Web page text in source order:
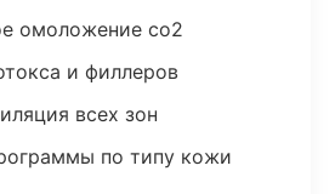
омоложение co2
и филлеров
всех зон
по типу кожи